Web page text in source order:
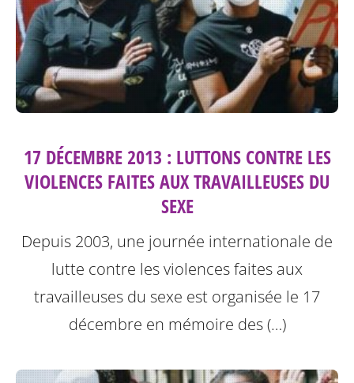
17 DÉCEMBRE 2013 : LUTTONS CONTRE LES
VIOLENCES FAITES AUX TRAVAILLEUSES DU
SEXE
Depuis 2003, une journée internationale de
lutte contre les violences faites aux
travailleuses du sexe est organisée le 17
décembre en mémoire des (…)